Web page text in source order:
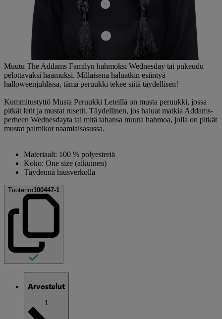
Muutu The Addams Familyn hahmoksi Wednesday tai pukeudu
pelottavaksi haamuksi. Millaisena haluatkin esiintyä
halloweenjuhlissa, tämä peruukki tekee siitä täydellisen!
Kummitustyttö Musta Peruukki Leteillä on musta peruukki, jossa
pitkät letit ja mustat rusetit. Täydellinen, jos haluat matkia Addams-
perheen Wednesdayta tai mitä tahansa muuta hahmoa, jolla on pitkät
mustat palmikot naamiaisasussa.
Materiaali: 100 % polyesteriä
Koko: One size (aikuinen)
Täydennä hiusverkolla
Tuotenro100447-1
Arvostelut
1